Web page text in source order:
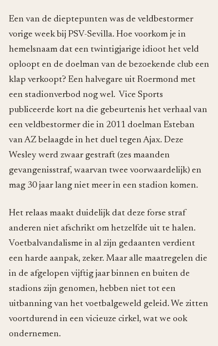
Een van de dieptepunten was de veldbestormer
vorige week bij PSV-Sevilla. Hoe voorkom je in
hemelsnaam dat een twintigjarige idioot het veld
oploopt en de doelman van de bezoekende club een
klap verkoopt? Een halvegare uit Roermond met
een stadionverbod nog wel. Vice Sports
publiceerde kort na die gebeurtenis het verhaal van
een veldbestormer die in 2011 doelman Esteban
van AZ belaagde in het duel tegen Ajax. Deze
Wesley werd zwaar gestraft (zes maanden
gevangenisstraf, waarvan twee voorwaardelijk) en
mag 30 jaar lang niet meer in een stadion komen.
Het relaas maakt duidelijk dat deze forse straf
anderen niet afschrikt om hetzelfde uit te halen.
Voetbalvandalisme in al zijn gedaanten verdient
een harde aanpak, zeker. Maar alle maatregelen die
in de afgelopen vijftig jaar binnen en buiten de
stadions zijn genomen, hebben niet tot een
uitbanning van het voetbalgeweld geleid. We zitten
voortdurend in een vicieuze cirkel, wat we ook
ondernemen.